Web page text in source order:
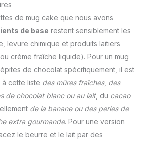
de mug cake que nous avons
de base restent sensiblement les
levure chimique et produits laitiers
crème fraîche liquide). Pour un mug
de chocolat spécifiquement, il est
à cette liste des mûres fraîches, des
de chocolat blanc ou au lait, du cacao
de la banane ou des perles de
extra gourmande. Pour une version
le beurre et le lait par des